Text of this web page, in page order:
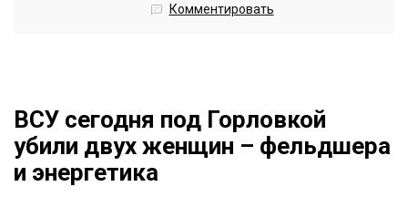
Комментировать
ВСУ сегодня под Горловкой
убили двух женщин – фельдшера
и энергетика